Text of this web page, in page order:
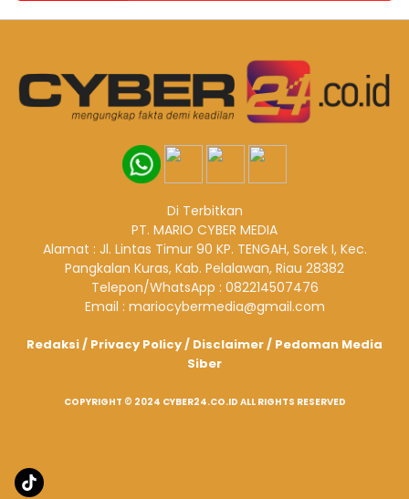
Di Terbitkan
PT. MARIO CYBER MEDIA
Alamat : Jl. Lintas Timur 90 KP. TENGAH, Sorek I, Kec.
Pangkalan Kuras, Kab. Pelalawan, Riau 28382
Telepon/WhatsApp : 082214507476
Email : mariocybermedia@gmail.com
Redaksi/ Privacy Policy/ Disclaimer/ Pedoman Media
Siber
COPYRIGHT © 2024 CYBER24.CO.ID ALL RIGHTS RESERVED